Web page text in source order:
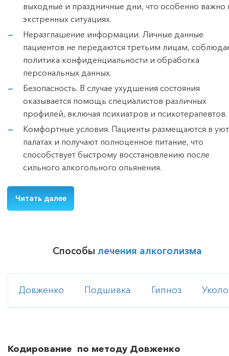
выходные и праздничные дни, что особенно важно
экстренных ситуациях.
Неразглашение информации. Личные данные
пациентов не передаются третьим лицам,
политика конфиденциальности и обработка
персональных данных.
Безопасность. В случае ухудшения состояния
оказывается помощь специалистов различных
профилей, включая психиатров и психотерапевтов.
Комфортные условия. Пациенты размещаются в
палатах и получают полноценное питание, что
способствует быстрому восстановлению после
сильного алкогольного опьянения.
Читать далее
Способы лечения алкоголизма
Довженко Подшивка Гипноз
Кодирование по методу Довженко